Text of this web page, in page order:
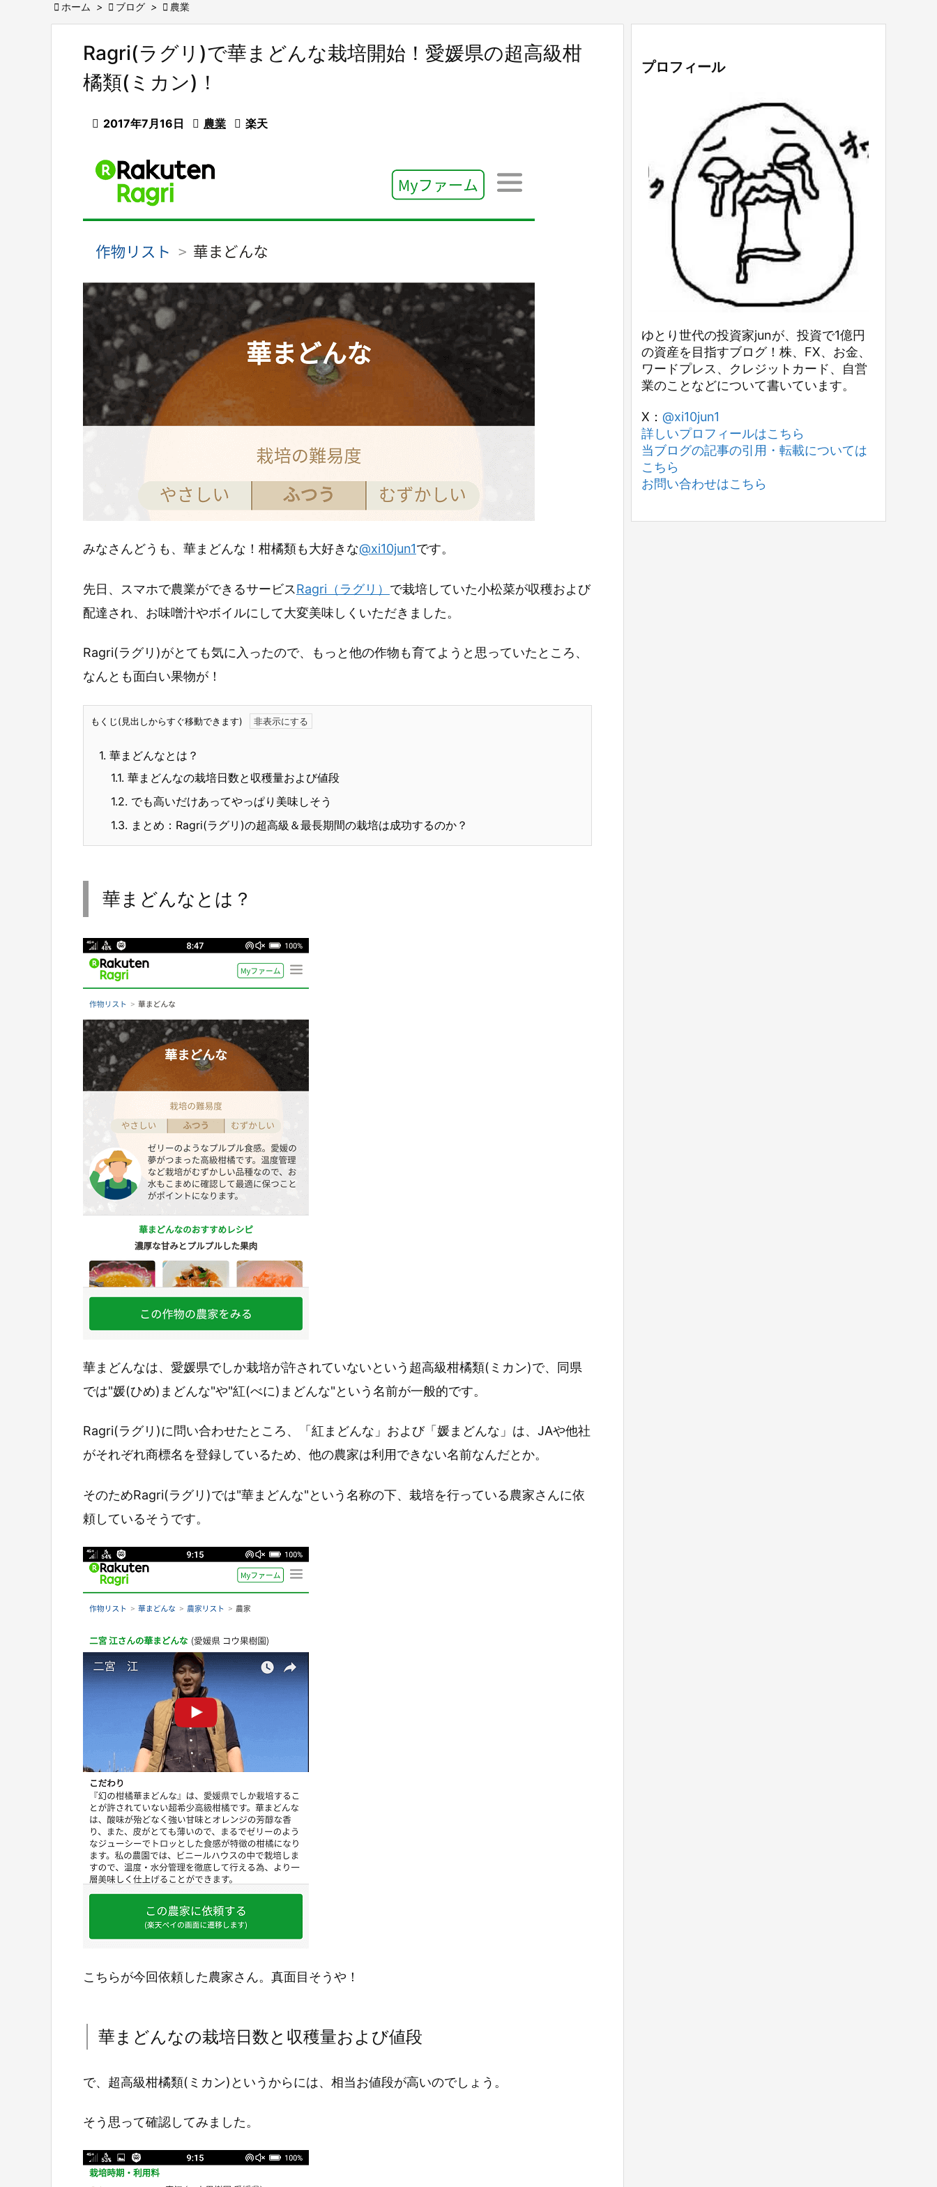
 ホーム >  ブログ >  農業
Ragri(ラグリ)で華まどんな栽培開始！愛媛県の超高級柑
橘類(ミカン)！
 2017年7月16日  農業  楽天
みなさんどうも、華まどんな！柑橘類も大好きな@xi10jun1です。
先日、スマホで農業ができるサービスRagri（ラグリ） で栽培していた小松菜が収穫および
配達され、お味噌汁やボイルにして大変美味しくいただきました。
Ragri(ラグリ)がとても気に入ったので、もっと他の作物も育てようと思っていたところ、
なんとも面白い果物が！
もくじ(見出しからすぐ移動できます)
1. 華まどんなとは？
1.1. 華まどんなの栽培日数と収穫量および値段
1.2. でも高いだけあってやっぱり美味しそう
1.3. まとめ：Ragri(ラグリ)の超高級＆最長期間の栽培は成功するのか？
華まどんなとは？
華まどんなは、愛媛県でしか栽培が許されていないという超高級柑橘類(ミカン)で、同県
では"媛(ひめ)まどんな"や"紅(べに)まどんな"という名前が一般的です。
Ragri(ラグリ)に問い合わせたところ、「紅まどんな」および「媛まどんな」は、JAや他社
がそれぞれ商標名を登録しているため、他の農家は利用できない名前なんだとか。
そのためRagri(ラグリ)では"華まどんな"という名称の下、栽培を行っている農家さんに依
頼しているそうです。
こちらが今回依頼した農家さん。真面目そうや！
華まどんなの栽培日数と収穫量および値段
で、超高級柑橘類(ミカン)というからには、相当お値段が高いのでしょう。
そう思って確認してみました。
プロフィール
ゆとり世代の投資家junが、投資で1億円
の資産を目指すブログ！株、FX、お金、
ワードプレス、クレジットカード、自営
業のことなどについて書いています。
X： @xi10jun1
詳しいプロフィールはこちら
当ブログの記事の引用・転載については
こちら
お問い合わせはこちら